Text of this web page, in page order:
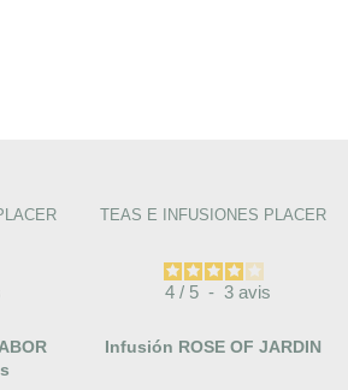
TEAS E INFUSIONES PLACER
4 / 5 - 3 avis
Infusión ROSE OF JARDIN